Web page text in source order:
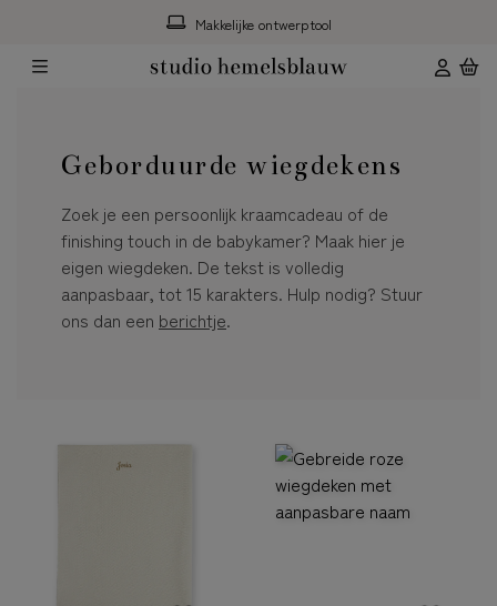
Gratis hulp*
Geborduurde wiegdekens
Zoek je een persoonlijk kraamcadeau of de
finishing touch in de babykamer? Maak hier je
eigen wiegdeken. De tekst is volledig
aanpasbaar, tot 15 karakters. Hulp nodig? Stuur
ons dan een berichtje.